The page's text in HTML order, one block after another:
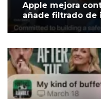
Apple mejora
añade filtrado de